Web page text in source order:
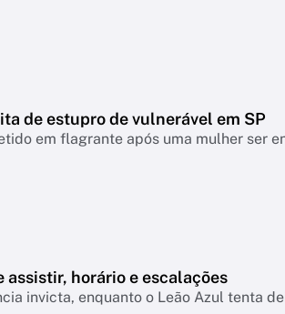
de estupro de vulnerável em SP
em flagrante após uma mulher ser
assistir, horário e escalações
invicta, enquanto o Leão Azul tenta